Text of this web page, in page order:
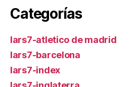
Categorías
lars7-atletico de madrid
lars7-barcelona
lars7-index